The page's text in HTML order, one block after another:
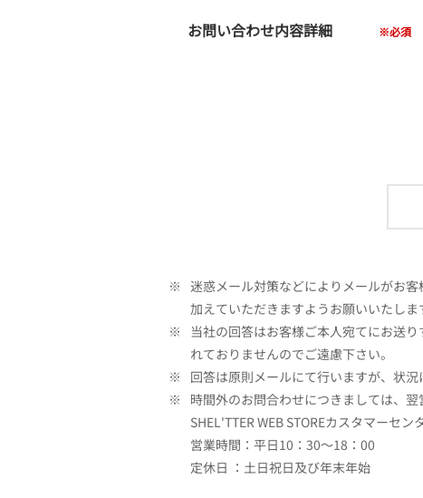
お問い合わせ内容詳細
※ 迷惑メール対策などによりメールがお
加えていただきますようお願いいたしま
※
当社の回答はお客様ご本人宛てにお送
れておりませんのでご遠慮下さい。
※
回答は原則メールにて行いますが、状
※
時間外のお問合わせにつきましては、翌
SHEL'TTER WEB STOREカスタマーセン
営業時間：平日10：30～18：00
定休日 ：土日祝日及び年末年始